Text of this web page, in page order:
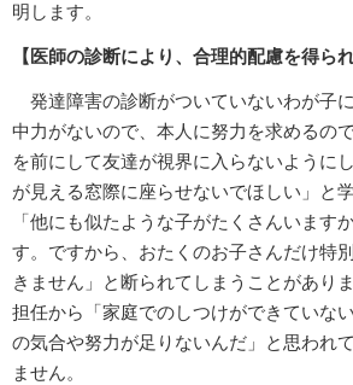
明します。
【医師の診断により、合理的配慮を得られ
発達障害の診断がついていないわが子
中力がないので、本人に努力を求めるの
を前にして友達が視界に入らないように
が見える窓際に座らせないでほしい」と
「他にも似たような子がたくさんいます
す。ですから、おたくのお子さんだけ特
きません」と断られてしまうことがあり
担任から「家庭でのしつけができていな
の気合や努力が足りないんだ」と思われ
ません。